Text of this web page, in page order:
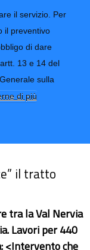
il servizio. Per
il preventivo
di dare
13 e 14 del
sulla
di più
CONTATTI-URP
TRASPARENZA
La
il tratto
tra la Val Nervia
Lavori per 440
<Intervento che